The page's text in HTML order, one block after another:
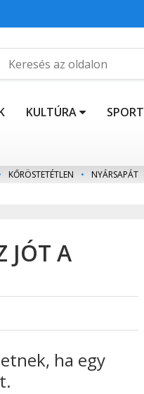
KULTÚRA SPORT
KŐRÖSTETÉTLEN • NYÁRSAPÁT
JÓT A
ha egy